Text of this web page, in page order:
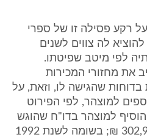
רקע פסילה זו של ספרי
לה צווים לשנים
לפי מיטב שפיטתו.
את מחזורי המכירות
שהגישה לו, וזאת, על
למוצהר, לפי הפירוט
הבא: בשומה לשנת 1991 הוסיף למוצהר בדו"ח שהוגש
לו, תוספת מחזור בסך 302,969 ₪; בשומה לשנת 1992